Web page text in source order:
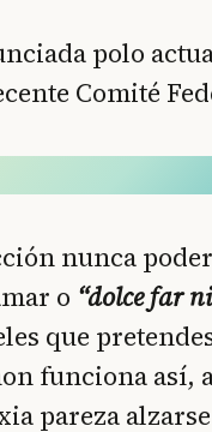
polo
Comité
nunca
o “dolce far
que
funciona así,
pareza